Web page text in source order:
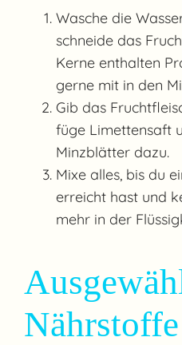
Wasche die
schneide das
Kerne enthalten
gerne mit in den
Gib das
füge Limettensaft
Minzblätter dazu.
Mixe alles, bis du
erreicht hast und
mehr in der
Nährstoffe